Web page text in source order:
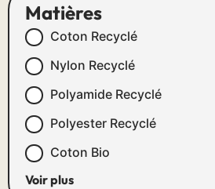
Matières
Coton Recyclé
Nylon Recyclé
Polyamide Recyclé
Polyester Recyclé
Coton Bio
Voir plus